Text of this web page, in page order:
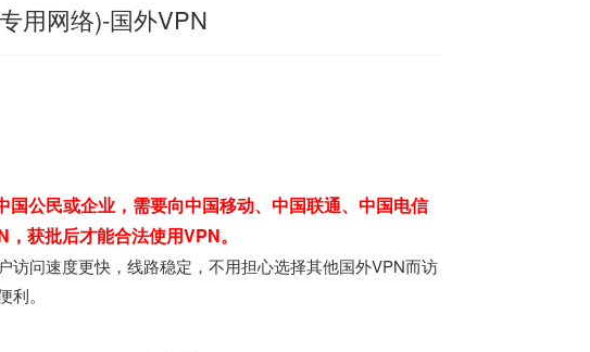
用网络)-国外VPN
国公民或企业，需要向中国移动、中国联通、中国电信
获批后才能合法使用VPN。
问速度更快，线路稳定，不用担心选择其他国外VPN而访
。